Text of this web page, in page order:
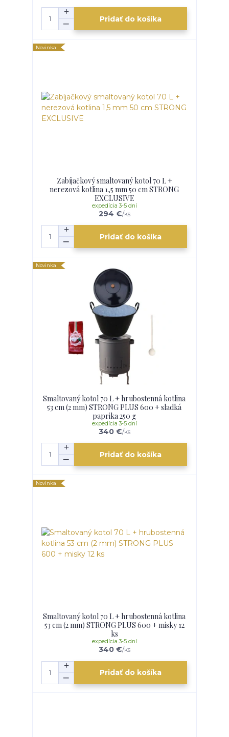
Pridať do košíka
Novinka
Zabíjačkový smaltovaný kotol 70 L +
nerezová kotlina 1,5 mm 50 cm STRONG
EXCLUSIVE
294 €/ks
expedícia 3-5 dní
Pridať do košíka
Novinka
Smaltovaný kotol 70 L + hrubostenná kotlina
53 cm (2 mm) STRONG PLUS 600 + sladká
paprika 250 g
340 €/ks
expedícia 3-5 dní
Pridať do košíka
Novinka
Smaltovaný kotol 70 L + hrubostenná kotlina
53 cm (2 mm) STRONG PLUS 600 + misky 12
ks
340 €/ks
expedícia 3-5 dní
Pridať do košíka